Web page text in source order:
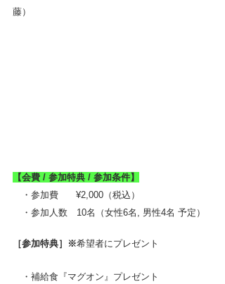
藤）
【会費 / 参加特典 / 参加条件】
・参加費　   ¥2,000（税込）
・参加人数　10名（女性6名, 男性4名 予定）
［参加特典］※希望者にプレゼント
・補給食『マグオン』プレゼント